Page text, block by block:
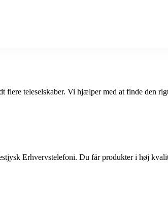
teleselskaber. Vi hjælper med at finde den
Erhvervstelefoni. Du får produkter i høj